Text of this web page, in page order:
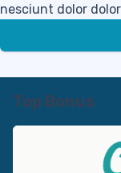
nesciunt dolor
Top Bonus